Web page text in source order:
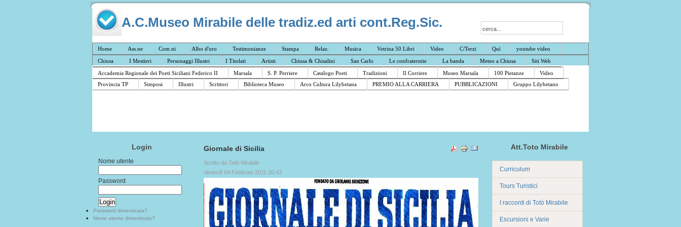
A.C.Museo Mirabile delle tradiz.ed arti cont.Reg.Sic.
Home Ass.ne Com.ni Albo d'oro Testimonianze Stampa Relaz. Musica Vetrina 50 Libri Video C/Terzi Quì
youtube video
Chiusa
I Mestieri Personaggi Illustri I Titolati Artisti Chiusa & Chisalini San Carlo Le confraternite La banda Meteo a Chiusa
Siti Web
Accademia Regionale dei Poeti Siciliani Federico II
Marsala S. P. Perriere Catalogo Poeti Tradizioni Il Corriere Museo Marsala 100 Pietanze
Video
Provincia TP
Simposi Illustri Scrittori Biblioteca Museo Arco Cultura Lilybetana PREMIO ALLA CARRIERA PUBBLICAZIONI Gruppo Lilybetano
Login
Nome utente
Password
Password dimenticata?
Nome utente dimenticato?
Giornale di Sicilia
Scritto da Totò Mirabile
Venerdì 04 Febbraio 2011 20:43
Att.Toto Mirabile
Curriculum
Tours Turistici
I racconti di Totò Mirabile
Escursioni e Varie